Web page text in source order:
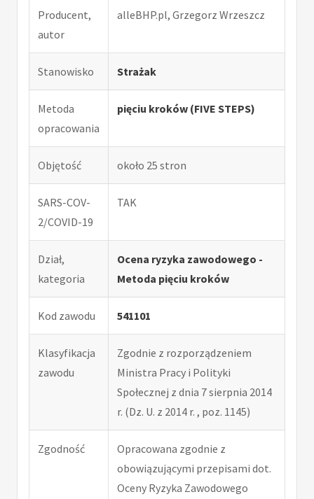
Producent,
autor
alleBHP.pl, Grzegorz Wrzeszcz
Stanowisko Strażak
Metoda
opracowania
pięciu kroków (FIVE STEPS)
Objętość około 25 stron
SARS-COV-
2/COVID-19
TAK
Dział,
kategoria
Ocena ryzyka zawodowego -
Metoda pięciu kroków
Kod zawodu 541101
Klasyfikacja
zawodu
Zgodnie z rozporządzeniem
Ministra Pracy i Polityki
Społecznej z dnia 7 sierpnia 2014
r. (Dz. U. z 2014 r. , poz. 1145)
Zgodność
Opracowana zgodnie z
obowiązującymi przepisami dot.
Oceny Ryzyka Zawodowego